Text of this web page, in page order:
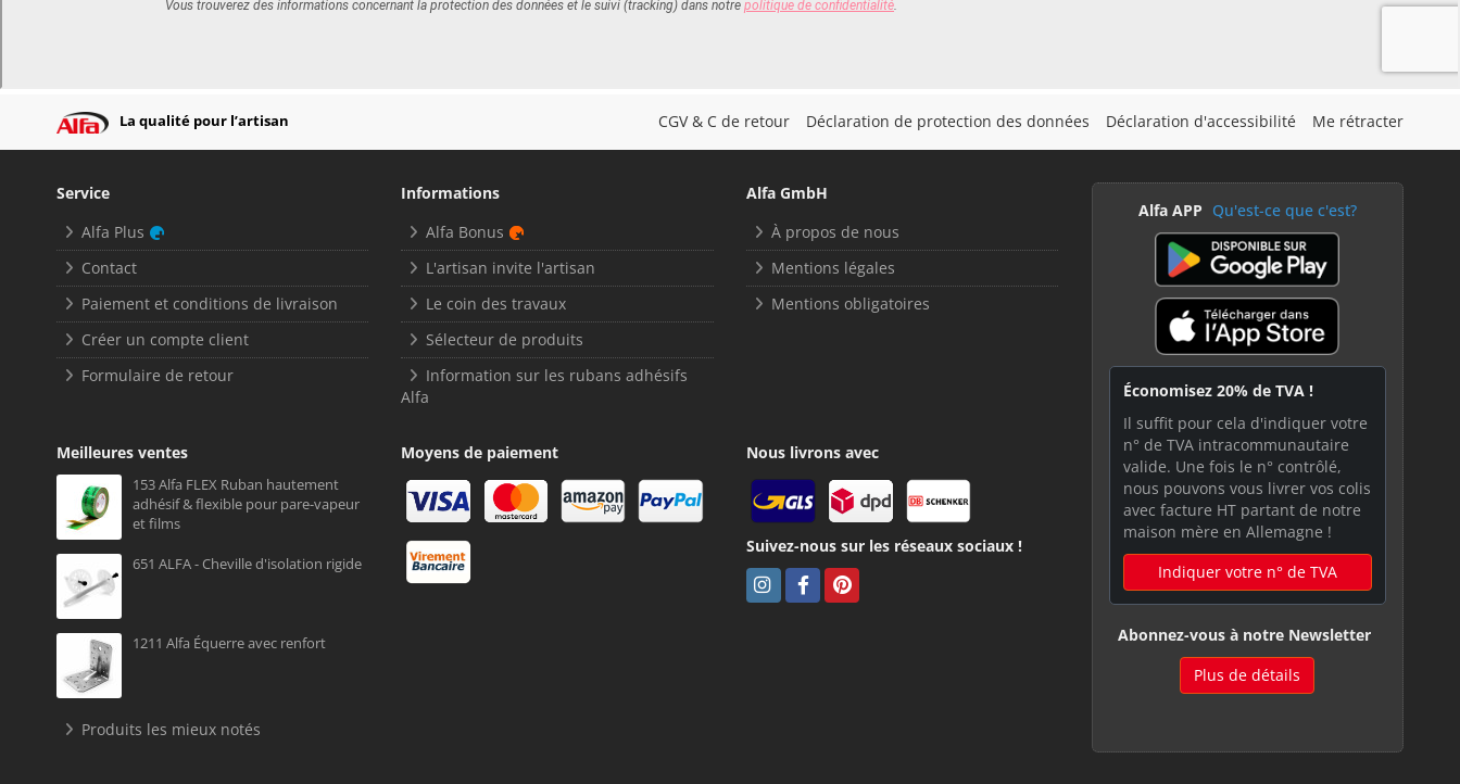
La qualité pour l’artisan CGV & C de retour Déclaration de protection des données Déclaration d'accessibilité Me rétracter
Service
Alfa Plus
Contact
Paiement et conditions de livraison
Créer un compte client
Formulaire de retour
Informations
Alfa Bonus
L'artisan invite l'artisan
Le coin des travaux
Sélecteur de produits
Information sur les rubans adhésifs
Alfa
Alfa GmbH
À propos de nous
Mentions légales
Mentions obligatoires
Meilleures ventes
153 Alfa FLEX Ruban hautement
adhésif & flexible pour pare-vapeur
et films
651 ALFA - Cheville d'isolation rigide
1211 Alfa Équerre avec renfort
Produits les mieux notés
Moyens de paiement Nous livrons avec
Suivez-nous sur les réseaux sociaux !
Alfa APP Qu'est-ce que c'est?
Économisez 20% de TVA !
Il suffit pour cela d'indiquer votre
n° de TVA intracommunautaire
valide. Une fois le n° contrôlé,
nous pouvons vous livrer vos colis
avec facture HT partant de notre
maison mère en Allemagne !
Indiquer votre n° de TVA
Abonnez-vous à notre Newsletter
Plus de détails